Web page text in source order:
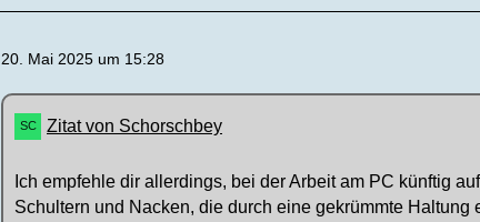
20. Mai 2025 um 15:28
Zitat von Schorschbey
Ich empfehle dir allerdings, bei der Arbeit am PC künftig
Schultern und Nacken, die durch eine gekrümmte